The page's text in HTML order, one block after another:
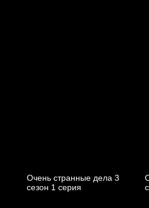
Очень странные дела 3
cезон 1 cерия